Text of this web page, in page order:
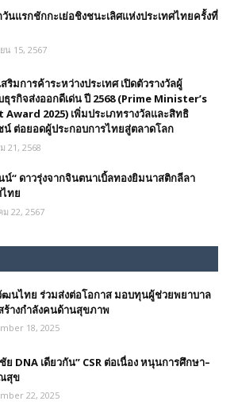
วันแรกชักกะเย่อชิงชนะเลิศแห่งประเทศไทยครั้งที่
น 15, 2567
ริมการค้าระหว่างประเทศ เปิดตัวรางวัลผู้
ธุรกิจส่งออกดีเด่น ปี 2568 (Prime Minister’s
2025) เพิ่มประเภทรางวัลและสิทธิ
น์ ต่อยอดผู้ประกอบการไทยสู่ตลาดโลก
21, 2568
น์“​ ดาวรุ่งจากจินตนาเบิ้ลทองยิมนาสติกลีลา
ทย
ม 22, 2567
นไทย ร่วมส่งต่อโอกาส มอบทุนผู้ช่วยพยาบาล
ร้างกำลังคนด้านสุขภาพ
18, 2025
DNA เดียวกัน” CSR ต่อเนื่อง หนุนการศึกษา–
สุข
22, 2025